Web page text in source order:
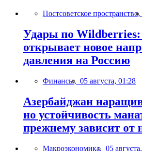
Постсоветское пространство,
Удары по
открывает новое
давления на Россию
Финансы, 05 августа, 01:28
Азербайджан
но устойчивость
прежнему зависит от
Макроэкономика, 05